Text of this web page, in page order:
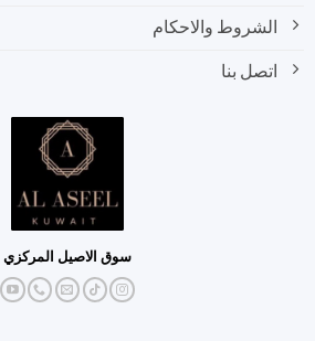
الشروط والاحكام
اتصل بنا
سوق الاصيل المركزي